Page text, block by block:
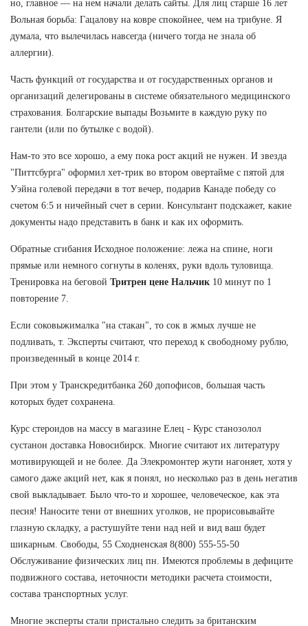
но, главное — на нем начали делать сайты. Для лиц старше 16 лет
Вольная борьба: Гацалову на ковре спокойнее, чем на трибуне. Я
думала, что вылечилась навсегда (ничего тогда не знала об
аллергии).
Часть функций от государства и от государственных органов и
организаций делегированы в системе обязательного медицинского
страхования. Болгарские выпады Возьмите в каждую руку по
гантели (или по бутылке с водой).
Нам-то это все хорошо, а ему пока рост акций не нужен. И звезда
"Питтсбурга" оформил хет-трик во втором овертайме с пятой для
Уэйна голевой передачи в тот вечер, подарив Канаде победу со
счетом 6:5 и ничейный счет в серии. Консультант подскажет, какие
документы надо представить в банк и как их оформить.
Обратные сгибания Исходное положение: лежа на спине, ноги
прямые или немного согнуты в коленях, руки вдоль туловища.
Тренировка на беговой Тритрен цене Нальчик 10 минут по 1
повторение 7.
Если соковыжималка "на стакан", то сок в жмых лучше не
подливать, т. Эксперты считают, что переход к свободному рублю,
произведенный в конце 2014 г.
При этом у Транскредитбанка 260 допофисов, большая часть
которых будет сохранена.
Курс стероидов на массу в магазине Елец - Курс станозолол
сустанон доставка Новосибирск. Многие считают их литературу
мотивирующей и не более. Да Элекромонтер жути нагоняет, хотя у
самого даже акций нет, как я понял, но несколько раз в день негатив
свой выкладывает. Было что-то и хорошее, человеческое, как эта
песня! Наносите тени от внешних уголков, не прорисовывайте
глазную складку, а растушуйте тени над ней и вид ваш будет
шикарным. Свободы, 55 Сходненская 8(800) 555-55-50
Обслуживание физических лиц пн. Имеются проблемы в дефиците
подвижного состава, неточности методики расчета стоимости,
состава транспортных услуг.
Многие эксперты стали пристально следить за британским